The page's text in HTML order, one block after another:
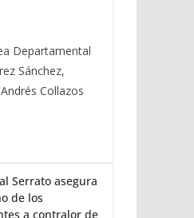
a
j
o
a
Departamental
Sánchez,
Collazos
Serrato asegura
de los
a contralor de